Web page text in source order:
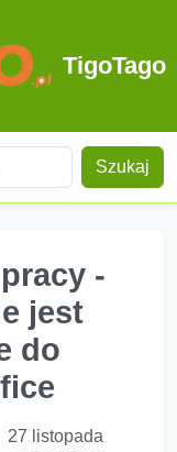
TigoTago
Szukaj
-
jest
do
27 listopada